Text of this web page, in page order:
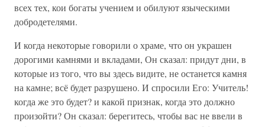
всех тех, кои богаты учением и обилуют языческими
добродетелями.
И когда некоторые говорили о храме, что он украшен
дорогими камнями и вкладами, Он сказал: придут дни, в
которые из того, что вы здесь видите, не останется камня
на камне; всё будет разрушено. И спросили Его: Учитель!
когда же это будет? и какой признак, когда это должно
произойти? Он сказал: берегитесь, чтобы вас не ввели в